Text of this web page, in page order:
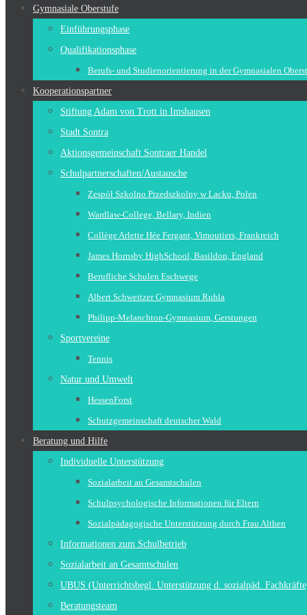
Gymnasiale Oberstufe
Einführungsphase
Qualifikationsphase
Berufs- und Studienorientierung in der Gymnasialen
Kooperationspartner
Stiftung Adam von Trott in Imshausen
Stadt Sontra
Aktionsgemeinschaft Sontraer Handel
Schulpartnerschaften/Austausche
Zespół Szkolno Przedszkolny w Lacku, Polen
Wardlaw-College, Bellary, Indien
Collège Arlette Hée Fergant, Vimoutiers, Frankreich
James Hornsby HighSchool, Basildon, England
Berufliche Schulen Eschwege
Albert Schweitzer Gymnasium Ruhla
Philipp-Melanchton-Gymnasium, Gerstungen
Sportvereine
Tennis
Natur und Umwelt
HessenForst
Schutzgemeinschaft deutscher Wald
Beratung und Hilfe
Individuelle Unterstützung
Sozialarbeit an Gesamtschulen
Schulpsychologische Informationen für Eltern
Sozialpädagogische Unterstützung durch Frau Althen
Informationen zum Schulbetrieb
Sozialarbeit an Gesamtschulen
UBUS (Unterrichtsbegl. Unterstützung d. sozialpäd.
Beratungsteam